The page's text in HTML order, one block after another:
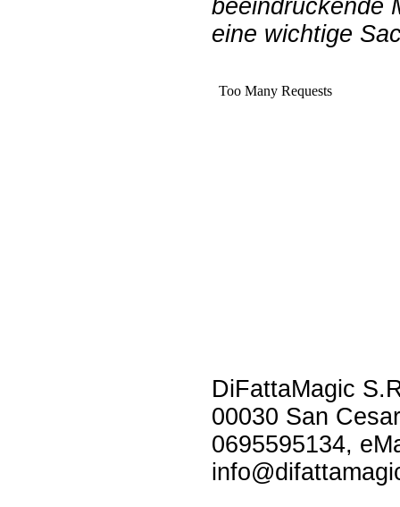
beeindruckende
eine wichtige
DiFattaMagic
00030 San
0695595134,